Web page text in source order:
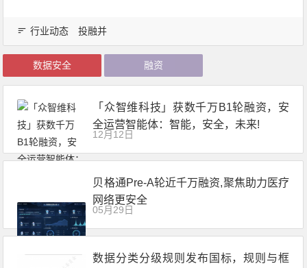
行业动态 投融并
数据安全 融资
「众智维科技」获数千万B1轮融资，安
全运营智能体：智能，安全，未来!
12月12日
贝格通Pre-A轮近千万融资,聚焦助力医疗
网络更安全
05月29日
数据分类分级规则发布国标，规则与框